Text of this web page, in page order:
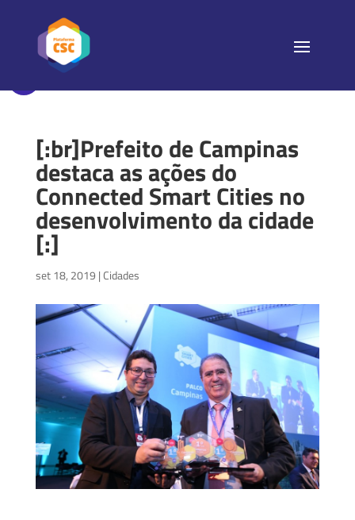
[:br]Prefeito de Campinas
destaca as ações do
Connected Smart Cities no
desenvolvimento da cidade
[:]
set 18, 2019 |Cidades